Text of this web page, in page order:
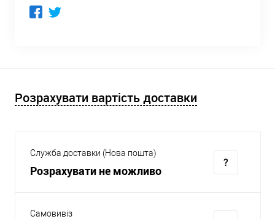
Розрахувати вартість доставки
Служба доставки (Нова пошта)
Розрахувати не можливо
Самовивіз